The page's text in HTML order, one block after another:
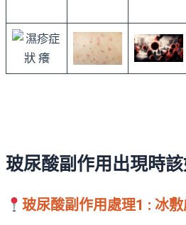
玻尿酸副作用出現時
玻尿酸副作用處理1 : 冰